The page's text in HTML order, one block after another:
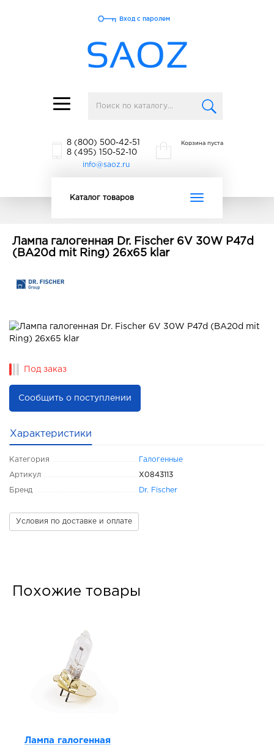
Toggle
navigation
Вход с паролем
8 (800) 500-42-51
8 (495) 150-52-10
info@saoz.ru
Корзина пуста
Toggle
Каталог товаров
Лампа галогенная Dr. Fischer 6V 30W P47d
(BA20d mit Ring) 26x65 klar
Под заказ
Сообщить о поступлении
Характеристики
Категория Галогенные
Артикул X0843113
Бренд Dr. Fischer
Условия по доставке и оплате
Похожие товары
Лампа галогенная